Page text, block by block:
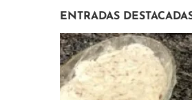
ENTRADAS